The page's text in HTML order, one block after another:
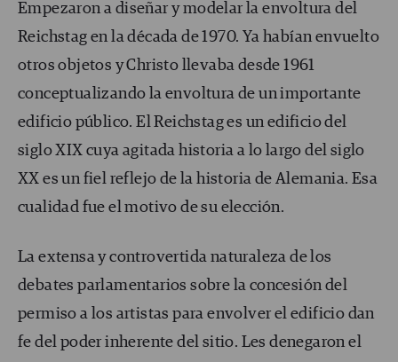
Empezaron a diseñar y modelar la envoltura del
Reichstag en la década de 1970. Ya habían envuelto
otros objetos y Christo llevaba desde 1961
conceptualizando la envoltura de un importante
edificio público. El Reichstag es un edificio del
siglo XIX cuya agitada historia a lo largo del siglo
XX es un fiel reflejo de la historia de Alemania. Esa
cualidad fue el motivo de su elección.
La extensa y controvertida naturaleza de los
debates parlamentarios sobre la concesión del
permiso a los artistas para envolver el edificio dan
fe del poder inherente del sitio. Les denegaron el